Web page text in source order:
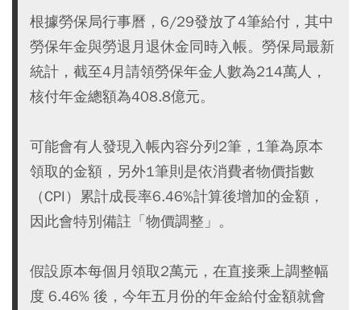
根據勞保局行事曆，6/29發放了4筆給付，其中
勞保年金與勞退月退休金同時入帳。勞保局最新
統計，截至4月請領勞保年金人數為214萬人，
核付年金總額為408.8億元。
可能會有人發現入帳內容分列2筆，1筆為原本
領取的金額，另外1筆則是依消費者物價指數
（CPI）累計成長率6.46%計算後增加的金額，
因此會特別備註「物價調整」。
假設原本每個月領取2萬元，在直接乘上調整幅
度 6.46% 後，今年五月份的年金給付金額就會